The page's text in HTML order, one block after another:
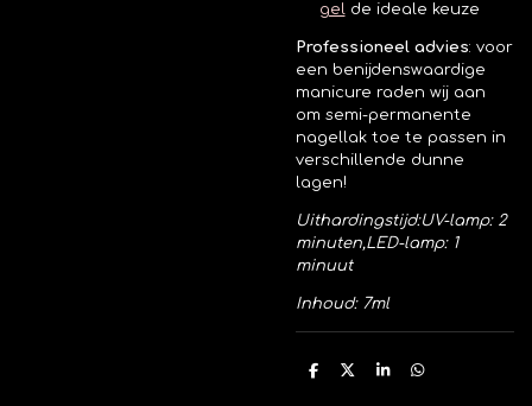
gel de ideale keuze
Professioneel advies: voor
een benijdenswaardige
manicure raden wij aan
om semi-permanente
nagellak toe te passen in
verschillende dunne
lagen!
Uithardingstijd:UV-lamp: 2
minuten,LED-lamp: 1
minuut
Inhoud: 7ml
D
D
S
D